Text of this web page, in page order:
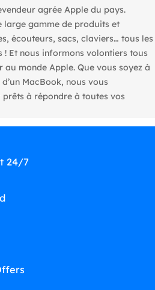
agrée Apple du pays.
large gamme de produits et
écouteurs, sacs, claviers… tous les
! Et nous informons volontiers tous
monde Apple. Que vous soyez à
MacBook, nous vous
à répondre à toutes vos
24/7